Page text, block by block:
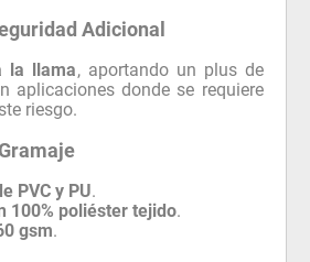
Adicional
la llama, aportando un plus de
aplicaciones donde se requiere
riesgo.
PVC y PU.
100% poliéster tejido.
gsm.